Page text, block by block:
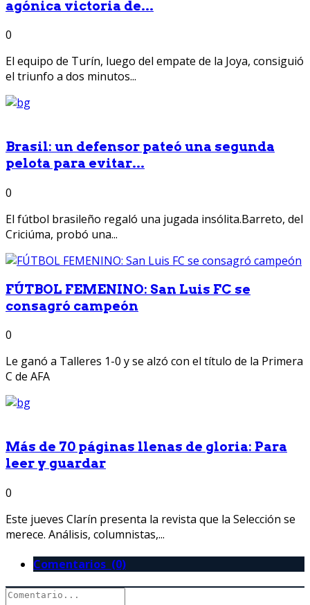
agónica victoria de...
0
El equipo de Turín, luego del empate de la Joya, consiguió
el triunfo a dos minutos...
Brasil: un defensor pateó una segunda
pelota para evitar...
0
El fútbol brasileño regaló una jugada insólita.Barreto, del
Criciúma, probó una...
FÚTBOL FEMENINO: San Luis FC se
consagró campeón
0
Le ganó a Talleres 1-0 y se alzó con el título de la Primera
C de AFA
Más de 70 páginas llenas de gloria: Para
leer y guardar
0
Este jueves Clarín presenta la revista que la Selección se
merece. Análisis, columnistas,...
Comentarios (0)